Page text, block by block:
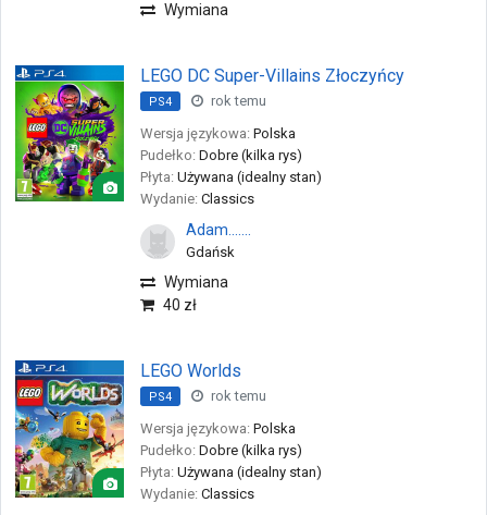
Wymiana
LEGO DC Super-Villains Złoczyńcy
PS4
rok temu
Wersja językowa: Polska
Pudełko: Dobre (kilka rys)
Płyta: Używana (idealny stan)
Wydanie: Classics
Adam.......
Gdańsk
Wymiana
40 zł
LEGO Worlds
PS4
rok temu
Wersja językowa: Polska
Pudełko: Dobre (kilka rys)
Płyta: Używana (idealny stan)
Wydanie: Classics